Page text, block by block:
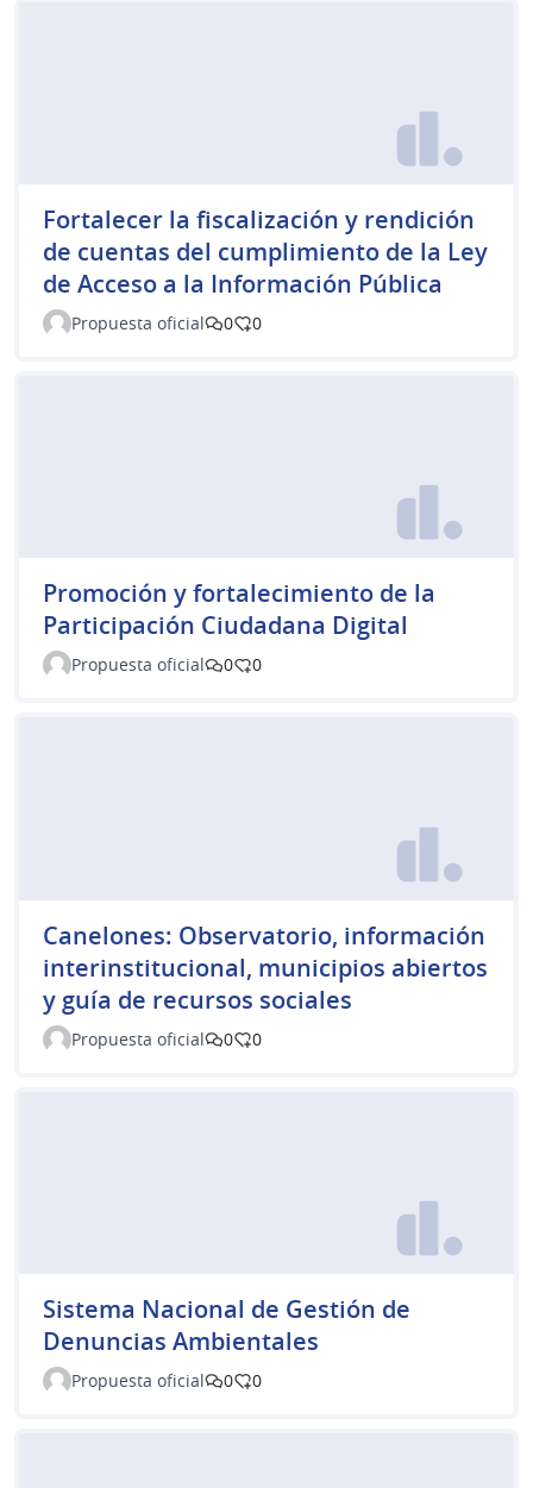
Fortalecer la fiscalización y rendición
de cuentas del cumplimiento de la Ley
de Acceso a la Información Pública
Propuesta oficial 0 0
Promoción y fortalecimiento de la
Participación Ciudadana Digital
Propuesta oficial 0 0
Canelones: Observatorio, información
interinstitucional, municipios abiertos
y guía de recursos sociales
Propuesta oficial 0 0
Sistema Nacional de Gestión de
Denuncias Ambientales
Propuesta oficial 0 0